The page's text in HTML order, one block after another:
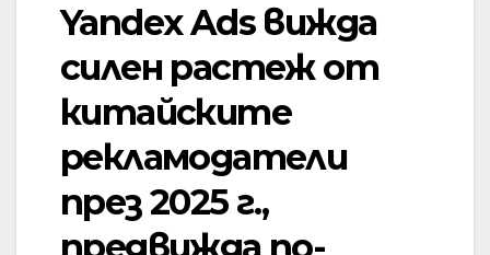
Yandex Ads вижда
силен растеж от
китайските
рекламодатели
през 2025 г.,